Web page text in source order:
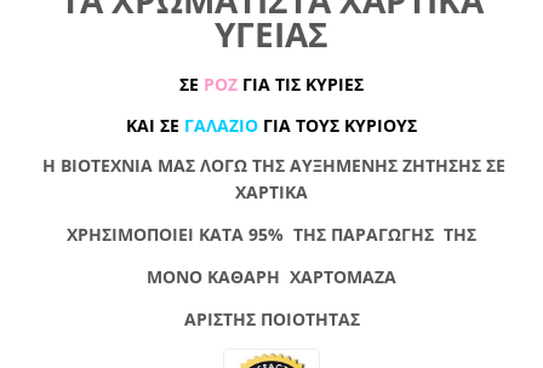
ΥΓΕΙΑΣ
ΣΕ ΡΟΖ ΓΙΑ ΤΙΣ ΚΥΡΙΕΣ
ΚΑΙ ΣΕ ΓΑΛΑΖΙΟ ΓΙΑ ΤΟΥΣ ΚΥΡΙΟΥΣ
Η ΒΙΟΤΕΧΝΙΑ ΜΑΣ ΛΟΓΩ ΤΗΣ ΑΥΞΗΜΕΝΗΣ ΖΗΤΗΣΗΣ ΣΕ
ΧΑΡΤΙΚΑ
ΧΡΗΣΙΜΟΠΟΙΕΙ ΚΑΤΑ 95% ΤΗΣ ΠΑΡΑΓΩΓΗΣ ΤΗΣ
ΜΟΝΟ ΚΑΘΑΡΗ ΧΑΡΤΟΜΑΖΑ
ΑΡΙΣΤΗΣ ΠΟΙΟΤΗΤΑΣ